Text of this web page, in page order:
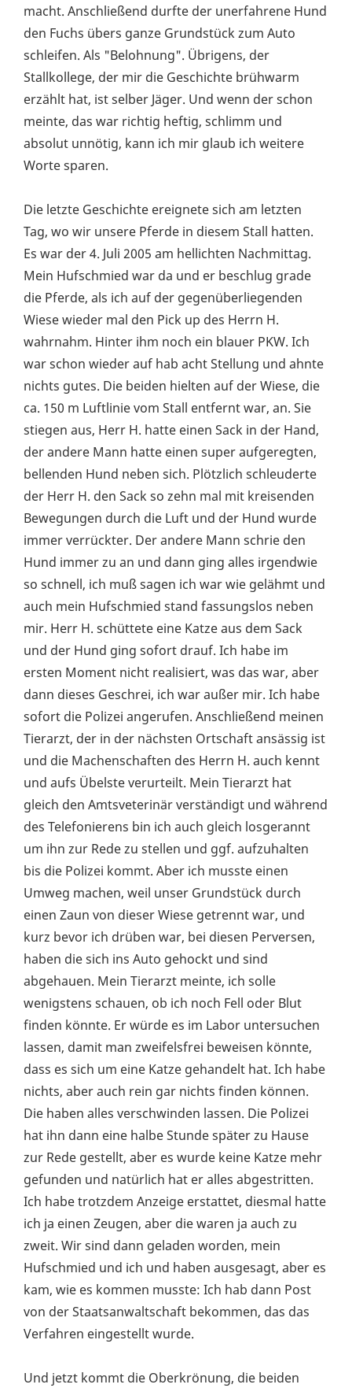
macht. Anschließend durfte der unerfahrene Hund
den Fuchs übers ganze Grundstück zum Auto
schleifen. Als "Belohnung". Übrigens, der
Stallkollege, der mir die Geschichte brühwarm
erzählt hat, ist selber Jäger. Und wenn der schon
meinte, das war richtig heftig, schlimm und
absolut unnötig, kann ich mir glaub ich weitere
Worte sparen.
Die letzte Geschichte ereignete sich am letzten
Tag, wo wir unsere Pferde in diesem Stall hatten.
Es war der 4. Juli 2005 am hellichten Nachmittag.
Mein Hufschmied war da und er beschlug grade
die Pferde, als ich auf der gegenüberliegenden
Wiese wieder mal den Pick up des Herrn H.
wahrnahm. Hinter ihm noch ein blauer PKW. Ich
war schon wieder auf hab acht Stellung und ahnte
nichts gutes. Die beiden hielten auf der Wiese, die
ca. 150 m Luftlinie vom Stall entfernt war, an. Sie
stiegen aus, Herr H. hatte einen Sack in der Hand,
der andere Mann hatte einen super aufgeregten,
bellenden Hund neben sich. Plötzlich schleuderte
der Herr H. den Sack so zehn mal mit kreisenden
Bewegungen durch die Luft und der Hund wurde
immer verrückter. Der andere Mann schrie den
Hund immer zu an und dann ging alles irgendwie
so schnell, ich muß sagen ich war wie gelähmt und
auch mein Hufschmied stand fassungslos neben
mir. Herr H. schüttete eine Katze aus dem Sack
und der Hund ging sofort drauf. Ich habe im
ersten Moment nicht realisiert, was das war, aber
dann dieses Geschrei, ich war außer mir. Ich habe
sofort die Polizei angerufen. Anschließend meinen
Tierarzt, der in der nächsten Ortschaft ansässig ist
und die Machenschaften des Herrn H. auch kennt
und aufs Übelste verurteilt. Mein Tierarzt hat
gleich den Amtsveterinär verständigt und während
des Telefonierens bin ich auch gleich losgerannt
um ihn zur Rede zu stellen und ggf. aufzuhalten
bis die Polizei kommt. Aber ich musste einen
Umweg machen, weil unser Grundstück durch
einen Zaun von dieser Wiese getrennt war, und
kurz bevor ich drüben war, bei diesen Perversen,
haben die sich ins Auto gehockt und sind
abgehauen. Mein Tierarzt meinte, ich solle
wenigstens schauen, ob ich noch Fell oder Blut
finden könnte. Er würde es im Labor untersuchen
lassen, damit man zweifelsfrei beweisen könnte,
dass es sich um eine Katze gehandelt hat. Ich habe
nichts, aber auch rein gar nichts finden können.
Die haben alles verschwinden lassen. Die Polizei
hat ihn dann eine halbe Stunde später zu Hause
zur Rede gestellt, aber es wurde keine Katze mehr
gefunden und natürlich hat er alles abgestritten.
Ich habe trotzdem Anzeige erstattet, diesmal hatte
ich ja einen Zeugen, aber die waren ja auch zu
zweit. Wir sind dann geladen worden, mein
Hufschmied und ich und haben ausgesagt, aber es
kam, wie es kommen musste: Ich hab dann Post
von der Staatsanwaltschaft bekommen, das das
Verfahren eingestellt wurde.
Und jetzt kommt die Oberkrönung, die beiden